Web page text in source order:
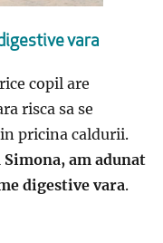
vara
copil are
risca sa se
pricina caldurii.
Simona, am adunat
digestive vara.